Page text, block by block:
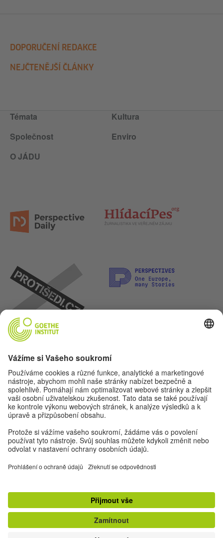
DOPORUČENÍ REDAKCE
NEJČTENĚJŠÍ ČLÁNKY
Témata
Kultura
Společnost
Enviro
O JÁDU
Impresum
Podmínky použití
Pojďme se kamarádit. Sledovat nás můžeš na: